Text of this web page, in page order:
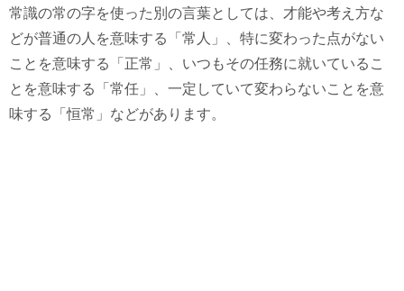
常識の常の字を使った別の言葉としては、才能や考え方な
どが普通の人を意味する「常人」、特に変わった点がない
ことを意味する「正常」、いつもその任務に就いているこ
とを意味する「常任」、一定していて変わらないことを意
味する「恒常」などがあります。